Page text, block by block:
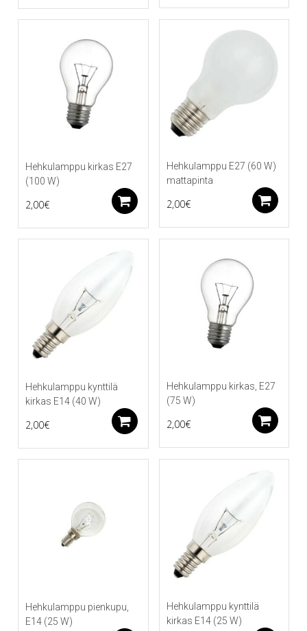
Hehkulamppu kirkas E27
(100 W)
2,00€ Lisää ostoskoriin
Hehkulamppu E27 (60 W)
mattapinta
2,00€
Hehkulamppu kynttilä
kirkas E14 (40 W)
2,00€ Lisää ostoskoriin
Hehkulamppu kirkas, E27
(75 W)
2,00€
Hehkulamppu pienkupu,
E14 (25 W)
Hehkulamppu kynttilä
kirkas E14 (25 W)